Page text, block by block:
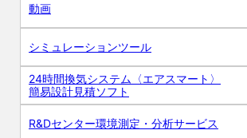
動画
シミュレーションツール
24時間換気システム〈エアスマート〉
簡易設計見積ソフト
R&Dセンター環境測定・分析サービス